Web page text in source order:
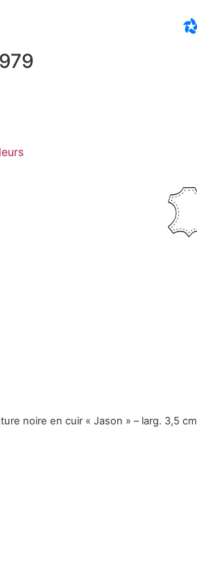
noire en cuir « Jason » – larg. 3,5 cm